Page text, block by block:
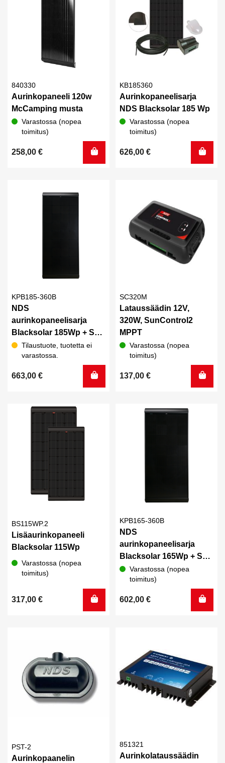
840330
Aurinkopaneeli 120w
McCamping musta
Varastossa (nopea
toimitus)
258,00 €
KB185360
Aurinkopaneelisarja
NDS Blacksolar 185 Wp
Varastossa (nopea
toimitus)
626,00 €
KPB185-360B
NDS
aurinkopaneelisarja
Blacksolar 185Wp + Sun
Control 360B MPPT
Bluetooth, NBus
Tilaustuote, tuotetta ei
varastossa.
663,00 €
SC320M
Lataussäädin 12V,
320W, SunControl2
MPPT
Varastossa (nopea
toimitus)
137,00 €
BS115WP.2
Lisäaurinkopaneeli
Blacksolar 115Wp
Varastossa (nopea
toimitus)
317,00 €
KPB165-360B
NDS
aurinkopaneelisarja
Blacksolar 165Wp + Sun
Control 360B MPPT
Bluetooth, NBus
Varastossa (nopea
toimitus)
602,00 €
PST-2
Aurinkopaanelin
851321
Aurinkolataussäädin